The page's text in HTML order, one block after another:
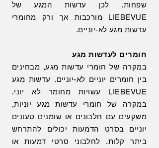
שפחות. לכן עדשות המגע של
LIEBEVUE מורכבות אך ורק מחומרי
עדשות מגע לא-יוניים.
חומרים לעדשות מגע
במקרה של חומרי עדשות מגע, מבחינים
בין חומרים יוניים לא-יוניים. עדשות מגע
LIEBEVUE עשויות מחומר לא יוני.
במקרה של חומרי עדשות מגע יוניות,
משקעים עם חלבונים או שומנים טעונים
יוניים בסרט הדמעות יכולים להתרחש
ביתר קלות. לחלבוני סרטי דמעות או